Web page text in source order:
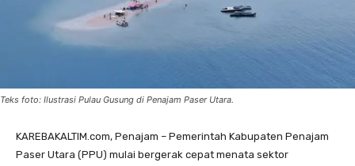
Teks foto: Ilustrasi Pulau Gusung di Penajam Paser Utara.
KAREBAKALTIM.com, Penajam – Pemerintah Kabupaten Penajam
Paser Utara (PPU) mulai bergerak cepat menata sektor